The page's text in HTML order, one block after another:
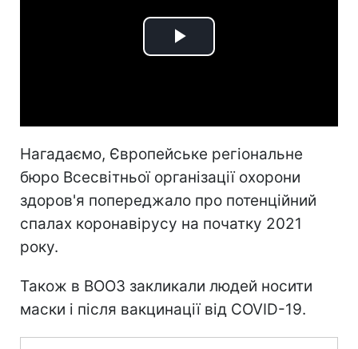
Play
Нагадаємо, Європейське регіональне
бюро Всесвітньої організації охорони
здоров'я попереджало про потенційний
спалах коронавірусу на початку 2021
року.
Також в ВООЗ закликали людей носити
маски і після вакцинації від COVID-19.